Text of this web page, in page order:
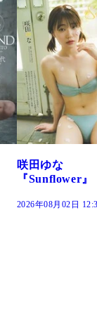
藤水咲桜『花
だまり』
2026年08月02日